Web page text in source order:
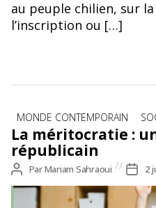
au peuple chilien, sur
l’inscription ou […]
Catégories
MONDE CONTEMPORAIN
La méritocratie :
républicain
Auteur
de
l’article
ParMariam Sahraoui
Date
de
2